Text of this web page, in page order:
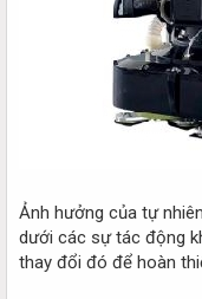
Ảnh hưởng của tự
dưới các sự tác động
thay đổi đó để hoàn